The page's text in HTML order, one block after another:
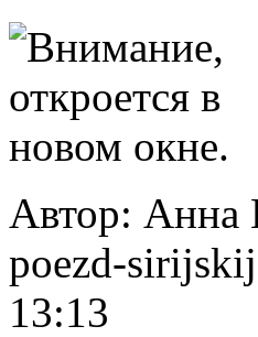
Автор: Анна
poezd-
13:13